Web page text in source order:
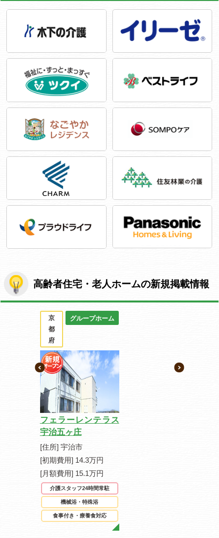
高齢者住宅・老人ホームの新規掲載情報
京
都
府
グループホーム
フェラーレンテラス
宇治五ヶ庄
[住所] 宇治市
[初期費用] 14.3万円
[月額費用] 15.1万円
介護スタッフ24時間常駐
機械浴・特殊浴
食事付き・療養食対応